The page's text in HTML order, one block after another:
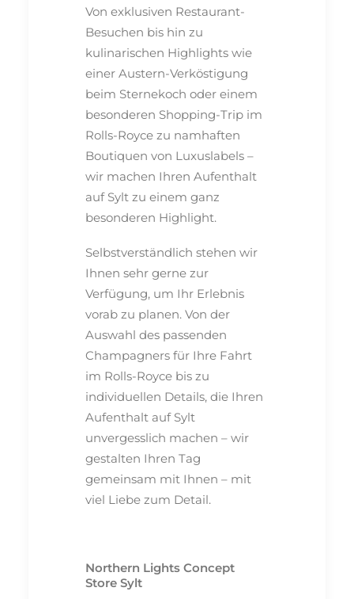
Von exklusiven Restaurant-
Besuchen bis hin zu
kulinarischen Highlights wie
einer Austern-Verköstigung
beim Sternekoch oder einem
besonderen Shopping-Trip im
Rolls-Royce zu namhaften
Boutiquen von Luxuslabels –
wir machen Ihren Aufenthalt
auf Sylt zu einem ganz
besonderen Highlight.
Selbstverständlich stehen wir
Ihnen sehr gerne zur
Verfügung, um Ihr Erlebnis
vorab zu planen. Von der
Auswahl des passenden
Champagners für Ihre Fahrt
im Rolls-Royce bis zu
individuellen Details, die Ihren
Aufenthalt auf Sylt
unvergesslich machen – wir
gestalten Ihren Tag
gemeinsam mit Ihnen – mit
viel Liebe zum Detail.
Northern Lights Concept
Store Sylt